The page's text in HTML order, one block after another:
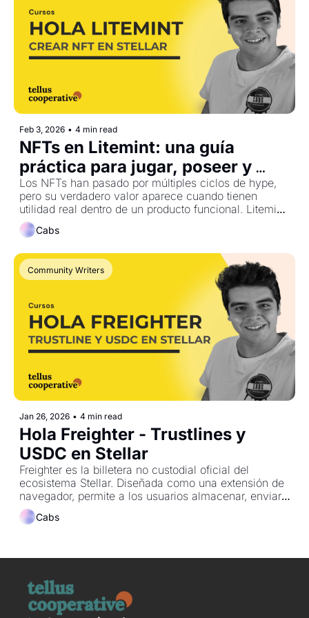
Feb 3, 2026 • 4 min read
NFTs en Litemint: una guía
práctica para jugar, poseer y
tradear activos digitales en
Stellar
Los NFTs han pasado por múltiples ciclos de hype,
pero su verdadero valor aparece cuando tienen
utilidad real dentro de un producto funcional. Litemint
es uno de los ejemplos más claros de esta
aproximación: una plataforma donde los NFTs están
economía activa sobre la blockchain de Stellar.
Cabs
Community Writers
Jan 26, 2026 • 4 min read
Hola Freighter - Trustlines y
USDC en Stellar
Freighter es la billetera no custodial oficial del
ecosistema Stellar. Diseñada como una extensión de
navegador, permite a los usuarios almacenar, enviar,
recibir y firmar transacciones de forma segura dentro
de la red Stellar, manteniendo siempre el control total
Cabs